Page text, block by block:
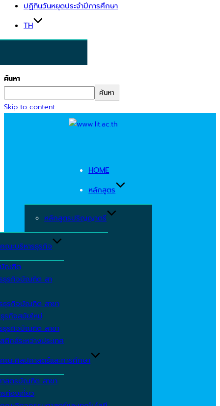
ปฏิทินวันหยุดประจำปีการศึกษา
TH
ค้นหา
ค้นหา
Skip to content
HOME
หลักสูตร
หลักสูตรปริญญาตรี
คณะบริหารธุรกิจ
ณฑิต
ธุรกิจบัณฑิต สา
ธุรกิจบัณฑิต สาขา
รกิจสมัยใหม่
ธุรกิจบัณฑิต สาขา
ติกส์ระหว่างประเทศ
คณะศิลปศาสตร์และการศึกษา
สตรบัณฑิต สาขา
ท่องเที่ยว